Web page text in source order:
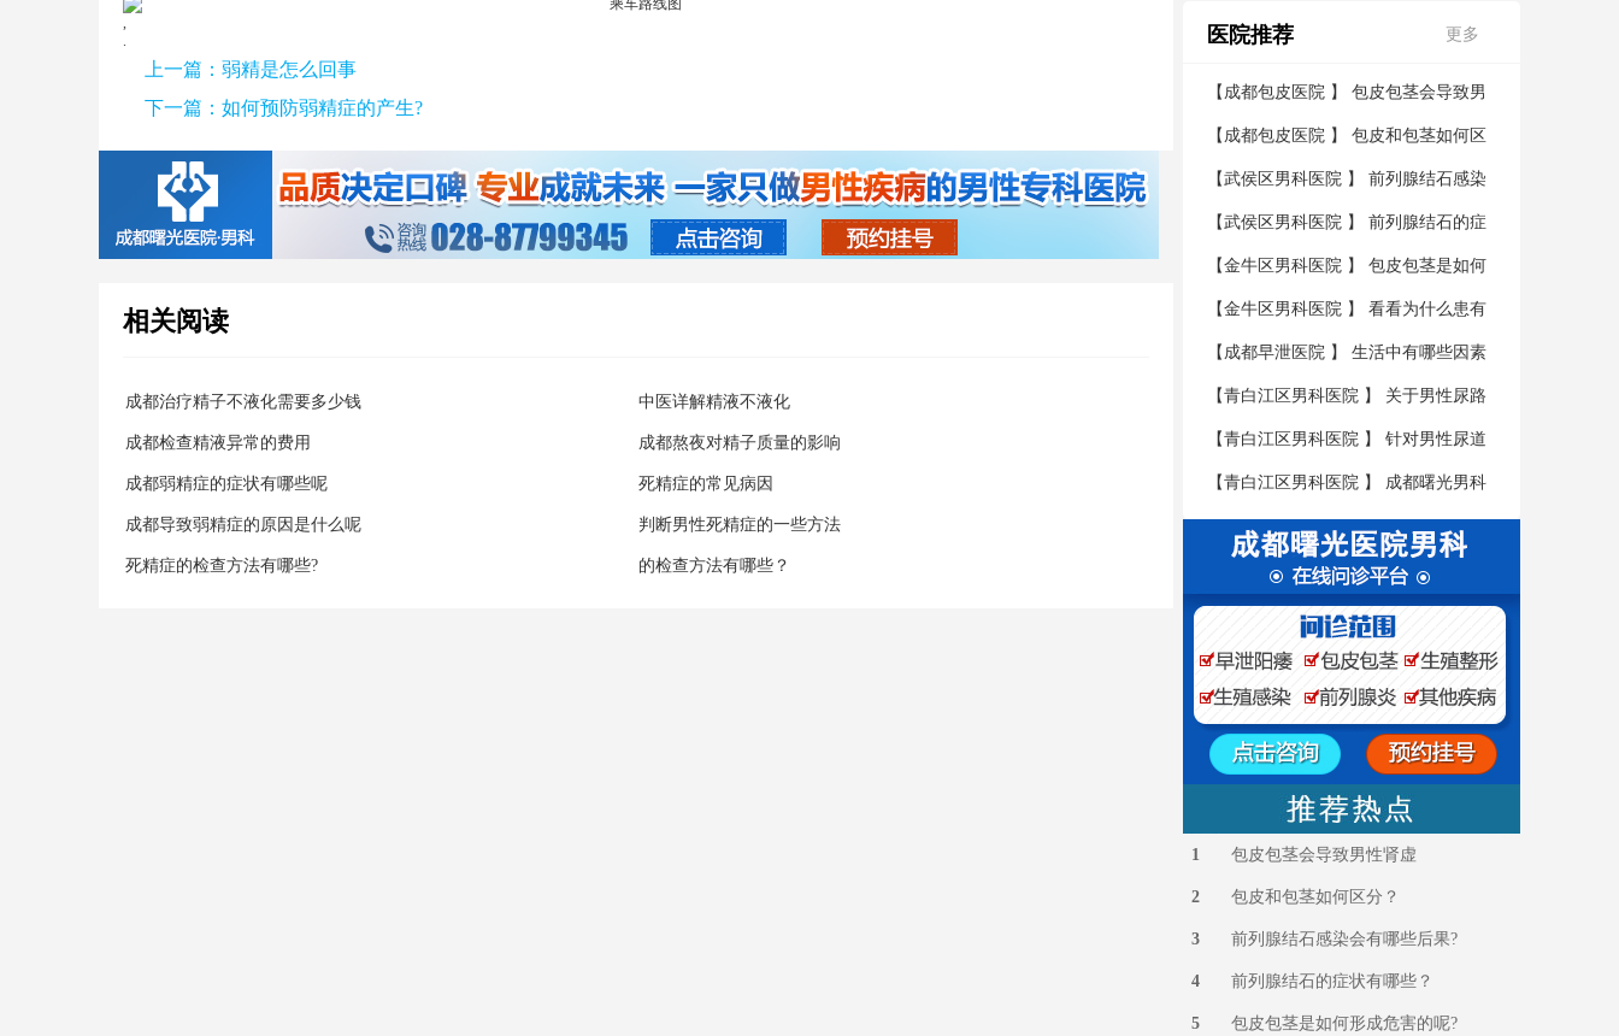
,
.
上一篇： 弱精是怎么回事
下一篇： 如何预防弱精症的产生?
相关阅读
成都治疗精子不液化需要多少钱 中医详解精液不液化
成都检查精液异常的费用 成都熬夜对精子质量的影响
成都弱精症的症状有哪些呢 死精症的常见病因
成都导致弱精症的原因是什么呢 判断男性死精症的一些方法
死精症的检查方法有哪些? 的检查方法有哪些？
医院推荐 更多
【 成都包皮医院 】 包皮包茎会导致男
性肾虚
【 成都包皮医院 】 包皮和包茎如何区
分？
【武侯区男科医院 】 前列腺结石感染
会有哪些后果?
【武侯区男科医院 】 前列腺结石的症
状有哪些？
【金牛区男科医院 】 包皮包茎是如何
形成危害的呢?
【金牛区男科医院 】 看看为什么患有
包皮包茎疾病要尽早的治疗呢?
【 成都早泄医院 】 生活中有哪些因素
是会导致男性不育的呢?
【青白江区男科医院 】 关于男性尿路
感染患者的三大护理具体是什么呢?
【青白江区男科医院 】 针对男性尿道
炎要如何进行护理呢?
【青白江区男科医院 】 成都曙光男科
医学医院教您如何辨别尿道炎
1 包皮包茎会导致男性肾虚
2 包皮和包茎如何区分？
3 前列腺结石感染会有哪些后果?
4 前列腺结石的症状有哪些？
5 包皮包茎是如何形成危害的呢?